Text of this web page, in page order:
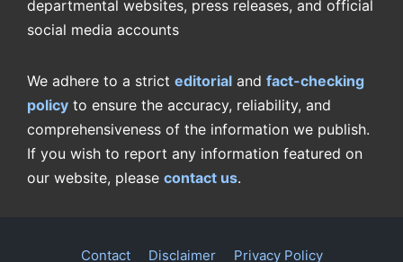
departmental websites, press releases, and official
social media accounts
We adhere to a strict editorial and fact-checking
policy to ensure the accuracy, reliability, and
comprehensiveness of the information we publish.
If you wish to report any information featured on
our website, please contact us.
Contact Disclaimer Privacy Policy